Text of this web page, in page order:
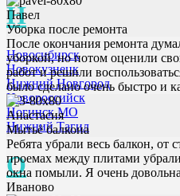
Н
Новосибирск
Новокузнецк
Нижний Новгород
Новороссийск
Ногинск МО
Нижний Тагил
О
Павел
Уборка после ремонта
После окончания ремонта
уборкой, но потом оценили
работ и решили
было сделано очень быстро и
Анастасия
Мытьё балкона
Ребята убрали весь балкон, от
проемах между плитами
окна помыли. Я очень
Иваново